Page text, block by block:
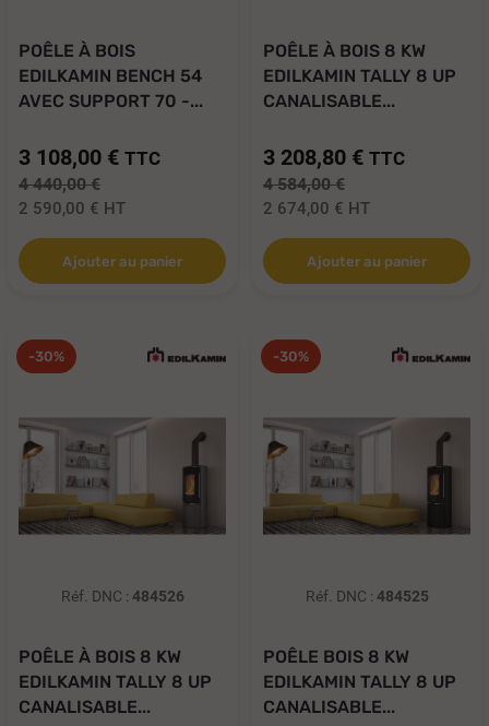
POÊLE À BOIS
EDILKAMIN BENCH 54
AVEC SUPPORT 70 -...
3 108,00 € TTC
4 440,00 €
2 590,00 € HT
Ajouter au panier
POÊLE À BOIS 8 KW
EDILKAMIN TALLY 8 UP
CANALISABLE...
3 208,80 € TTC
4 584,00 €
2 674,00 € HT
Ajouter au panier
-30%
Réf. DNC : 484526
POÊLE À BOIS 8 KW
EDILKAMIN TALLY 8 UP
CANALISABLE...
-30%
Réf. DNC : 484525
POÊLE BOIS 8 KW
EDILKAMIN TALLY 8 UP
CANALISABLE...